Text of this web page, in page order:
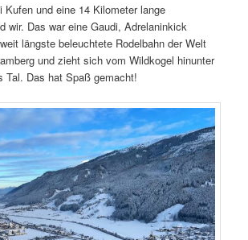
Kufen und eine 14 Kilometer lange
wir. Das war eine Gaudi, Adrelaninkick
längste beleuchtete Rodelbahn der Welt
und zieht sich vom Wildkogel hinunter
Tal. Das hat Spaß gemacht!